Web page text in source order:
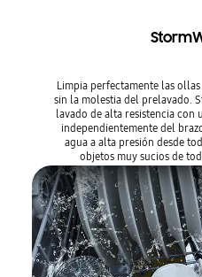
Limpia perfectamente las
sin la molestia del prelavado.
lavado de alta resistencia
independientemente del
agua a alta presión desde
objetos muy sucios de